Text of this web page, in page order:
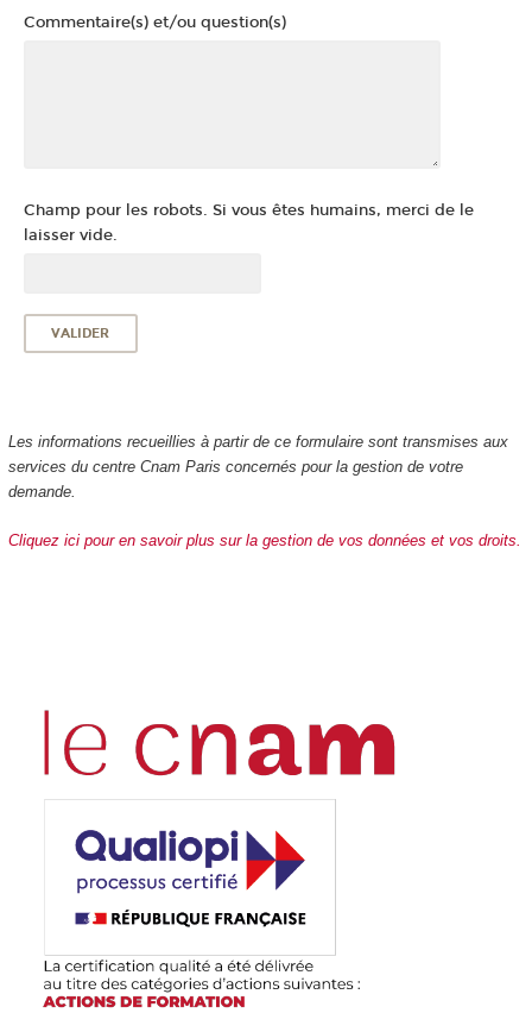
Commentaire(s) et/ou question(s)
Champ pour les robots. Si vous êtes humains, merci de le
laisser vide.
Les informations recueillies à partir de ce formulaire sont transmises aux
services du centre Cnam Paris concernés pour la gestion de votre
demande.
Cliquez ici pour en savoir plus sur la gestion de vos données et vos droits.